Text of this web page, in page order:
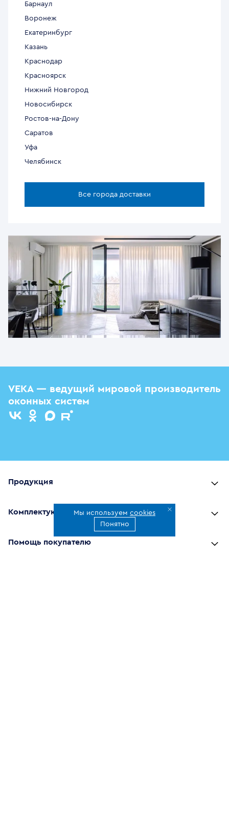
Барнаул
Воронеж
Екатеринбург
Казань
Краснодар
Красноярск
Нижний Новгород
Новосибирск
Ростов-на-Дону
Саратов
Уфа
Челябинск
Все города доставки
Мы используем cookies
Понятно
VEKA — ведущий мировой производитель
оконных систем
Продукция
Комплектующие
Помощь покупателю